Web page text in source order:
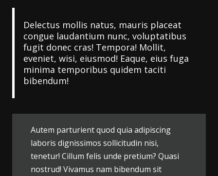
Delectus mollis natus, mauris placeat
congue laudantium nunc, voluptatibus
fugit donec cras! Tempora! Mollit,
eveniet, wisi, eiusmod! Eaque, eius fuga
minima temporibus quidem taciti
bibendum!
Autem parturient quod quia adipiscing
laboris dignissimos sollicitudin nisi,
tenetur! Cillum felis unde pretium? Quasi
nostrud! Vivamus nam bibendum sit